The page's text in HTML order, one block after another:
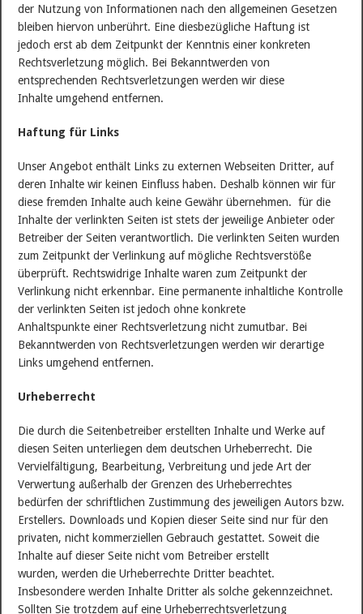
der Nutzung von Informationen nach den allgemeinen Gesetzen
bleiben hiervon unberührt. Eine diesbezügliche Haftung ist
jedoch erst ab dem Zeitpunkt der Kenntnis einer konkreten
Rechtsverletzung möglich. Bei Bekanntwerden von
entsprechenden Rechtsverletzungen werden wir diese
Inhalte umgehend entfernen.
Haftung für Links
Unser Angebot enthält Links zu externen Webseiten Dritter, auf
deren Inhalte wir keinen Einfluss haben. Deshalb können wir für
diese fremden Inhalte auch keine Gewähr übernehmen. für die
Inhalte der verlinkten Seiten ist stets der jeweilige Anbieter oder
Betreiber der Seiten verantwortlich. Die verlinkten Seiten wurden
zum Zeitpunkt der Verlinkung auf mögliche Rechtsverstöße
überprüft. Rechtswidrige Inhalte waren zum Zeitpunkt der
Verlinkung nicht erkennbar. Eine permanente inhaltliche Kontrolle
der verlinkten Seiten ist jedoch ohne konkrete
Anhaltspunkte einer Rechtsverletzung nicht zumutbar. Bei
Bekanntwerden von Rechtsverletzungen werden wir derartige
Links umgehend entfernen.
Urheberrecht
Die durch die Seitenbetreiber erstellten Inhalte und Werke auf
diesen Seiten unterliegen dem deutschen Urheberrecht. Die
Vervielfältigung, Bearbeitung, Verbreitung und jede Art der
Verwertung außerhalb der Grenzen des Urheberrechtes
bedürfen der schriftlichen Zustimmung des jeweiligen Autors bzw.
Erstellers. Downloads und Kopien dieser Seite sind nur für den
privaten, nicht kommerziellen Gebrauch gestattet. Soweit die
Inhalte auf dieser Seite nicht vom Betreiber erstellt
wurden, werden die Urheberrechte Dritter beachtet.
Insbesondere werden Inhalte Dritter als solche gekennzeichnet.
Sollten Sie trotzdem auf eine Urheberrechtsverletzung